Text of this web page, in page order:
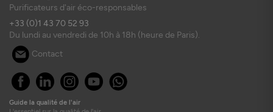
Purificateurs d'air éco-responsables
+33 (0)1 43 70 52 93
Du lundi au vendredi de 10h à 18h (heure de Paris).
Contact
Guide la qualité de l'air